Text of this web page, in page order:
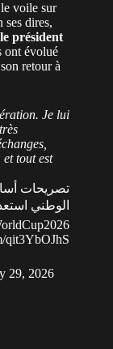
voile sur
ses dires,
président
ont évolué
retour à
Je lui
tout est
تصريحات
الوطني
qit3YbOJhS
29, 2026